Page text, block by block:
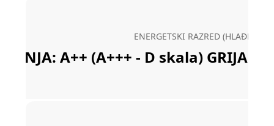
ENERGETSKI RAZRED (HLAĐENJE/
A++ (A+++ - D skala)